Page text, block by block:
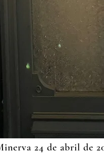
24 de abril de